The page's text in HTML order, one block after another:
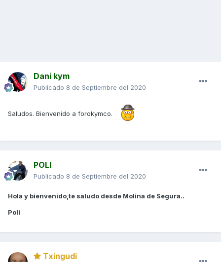
Dani kym
Publicado 8 de Septiembre del 2020
Saludos. Bienvenido a forokymco.
POLI
Publicado 8 de Septiembre del 2020
Hola y bienvenido,te saludo desde Molina de Segura..
Poli
Txingudi